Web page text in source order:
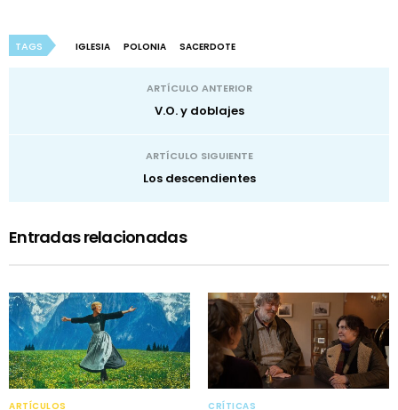
TAGS IGLESIA POLONIA SACERDOTE
ARTÍCULO ANTERIOR
V.O. y doblajes
ARTÍCULO SIGUIENTE
Los descendientes
Entradas relacionadas
ARTÍCULOS CRÍTICAS